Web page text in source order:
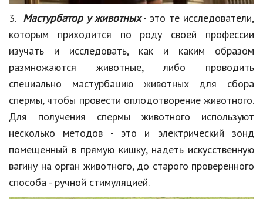
Образование
Наука и технологии
3. Мастурбатору животных- это те исследователи,
которым приходится по роду своей профессии
изучать и исследовать, как и каким образом
размножаются животные, либо проводить
специально мастурбацию животных для сбора
спермы, чтобы провести оплодотворение животного.
Для получения спермы животного используют
несколько методов - это и электрический зонд
помещенный в прямую кишку, надеть искусственную
вагину на орган животного, до старого проверенного
способа - ручной стимуляцией.